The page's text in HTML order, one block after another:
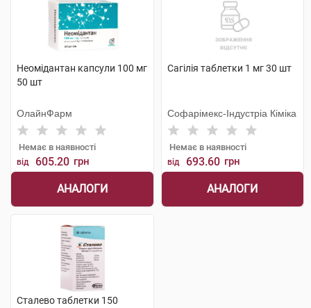
Неомідантан капсули 100 мг
50 шт
ОлайнФарм
Немає в наявності
від 605.20 грн
АНАЛОГИ
Сагілія таблетки 1 мг 30 шт
Софарімекс-Індустріа Кіміка
Немає в наявності
від 693.60 грн
АНАЛОГИ
Сталево таблетки 150